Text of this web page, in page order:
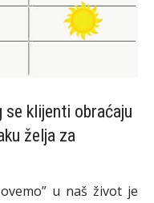
se klijenti obraćaju
želja za
u naš život je